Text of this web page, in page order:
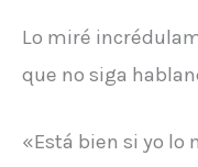
Lo miré
que no siga
«Está bien si yo lo